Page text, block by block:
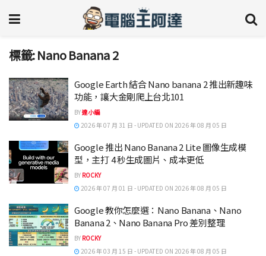
標籤:Nano Banana 2
Google Earth 結合 Nano banana 2 推出新趣味
功能，讓大金剛爬上台北101
BY達小編
2026 年 07 月 31 日 - UPDATED ON 2026 年 08 月 05 日
Google 推出 Nano Banana 2 Lite 圖像生成模
型，主打 4 秒生成圖片、成本更低
BY ROCKY
2026 年 07 月 01 日 - UPDATED ON 2026 年 08 月 05 日
Google 教你怎麼選：Nano Banana、Nano
Banana 2、Nano Banana Pro 差別整理
BY ROCKY
2026 年 03 月 15 日 - UPDATED ON 2026 年 08 月 05 日